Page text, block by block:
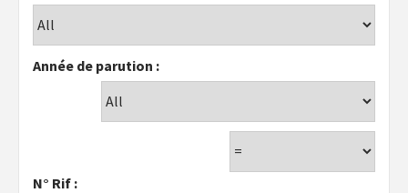
Année de parution :
N° Rif :